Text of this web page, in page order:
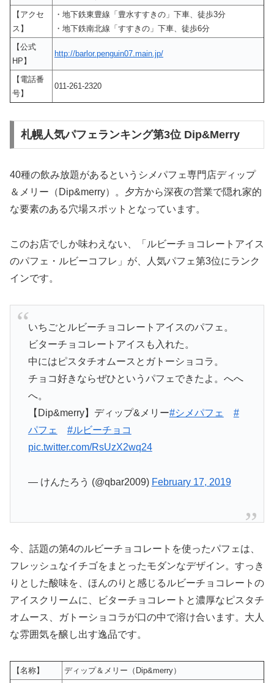
【アクセ
ス】
・地下鉄東豊線「豊水すすきの」下車、徒歩3分
・地下鉄南北線「すすきの」下車、徒歩6分
【公式
HP】
http://barlor.penguin07.main.jp/
【電話番
号】
011-261-2320
札幌人気パフェランキング第3位 Dip&Merry
40種の飲み放題があるというシメパフェ専門店ディップ
＆メリー（Dip&merry）。夕方から深夜の営業で隠れ家的
な要素のある穴場スポットとなっています。
このお店でしか味わえない、「ルビーチョコレートアイス
のパフェ・ルビーコフレ」が、人気パフェ第3位にランク
インです。
いちごとルビーチョコレートアイスのパフェ。
ビターチョコレートアイスも入れた。
中にはピスタチオムースとガトーショコラ。
チョコ好きならぜひというパフェできたよ。へへ
へ。
【Dip&merry】ディップ&メリー#シメパフェ
#
パフェ
#ルビーチョコ
pic.twitter.com/RsUzX2wq24
— けんたろう (@qbar2009) February 17, 2019
今、話題の第4のルビーチョコレートを使ったパフェは、
フレッシュなイチゴをまとったモダンなデザイン。すっき
りとした酸味を、ほんのりと感じるルビーチョコレートの
アイスクリームに、ビターチョコレートと濃厚なピスタチ
オムース、ガトーショコラが口の中で溶け合います。大人
な雰囲気を醸し出す逸品です。
【名称】
ディップ＆メリー（Dip&merry）